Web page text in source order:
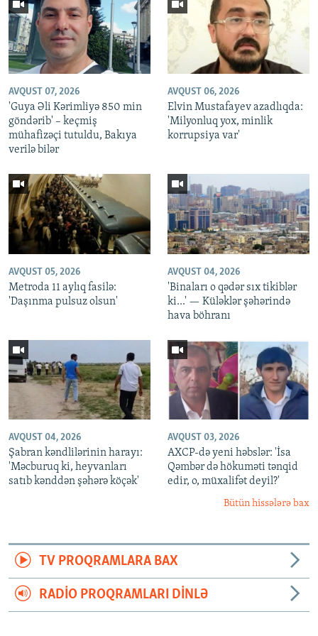
AVQUST 07, 2026
'Guya Əli Kərimliyə 850 min
göndərib' – keçmiş
mühafizəçi tutuldu, Bakıya
verilə bilər
AVQUST 06, 2026
Elvin Mustafayev azadlıqda:
'Milyonluq yox, minlik
korrupsiya var'
AVQUST 05, 2026
Metroda 11 aylıq fasilə:
'Daşınma pulsuz olsun'
AVQUST 04, 2026
'Binaları o qədər sıx tikiblər
ki...' — Küləklər şəhərində
hava böhranı
AVQUST 04, 2026
Şabran kəndlilərinin harayı:
'Məcburuq ki, heyvanları
satıb kənddən şəhərə köçək'
AVQUST 03, 2026
AXCP-də yeni həbslər: 'İsa
Qəmbər də hökuməti tənqid
edir, o, müxalifət deyil?'
Bütün hissələrə bax
TV PROQRAMLARA BAX
RADIO PROQRAMLARI DINLƏ